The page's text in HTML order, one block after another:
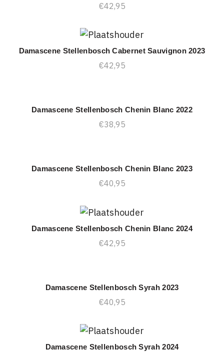
€42,95
TOEVOEGEN AAN WINKELWAGEN
Damascene Stellenbosch Cabernet Sauvignon 2023
€42,95
TOEVOEGEN AAN WINKELWAGEN
Damascene Stellenbosch Chenin Blanc 2022
€38,95
TOEVOEGEN AAN WINKELWAGEN
Damascene Stellenbosch Chenin Blanc 2023
€40,95
TOEVOEGEN AAN WINKELWAGEN
Damascene Stellenbosch Chenin Blanc 2024
€42,95
TOEVOEGEN AAN WINKELWAGEN
Damascene Stellenbosch Syrah 2023
€40,95
TOEVOEGEN AAN WINKELWAGEN
Damascene Stellenbosch Syrah 2024